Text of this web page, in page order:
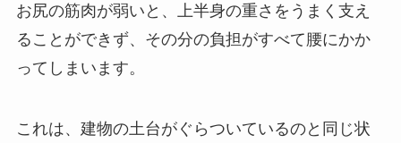
お尻の筋肉が弱いと、上半身の重さをうまく支え
ることができず、その分の負担がすべて腰にかか
ってしまいます。
これは、建物の土台がぐらついているのと同じ状